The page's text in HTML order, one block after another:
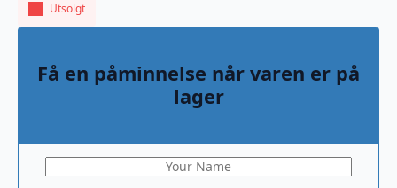
Utsolgt
Få en påminnelse når varen er på
lager